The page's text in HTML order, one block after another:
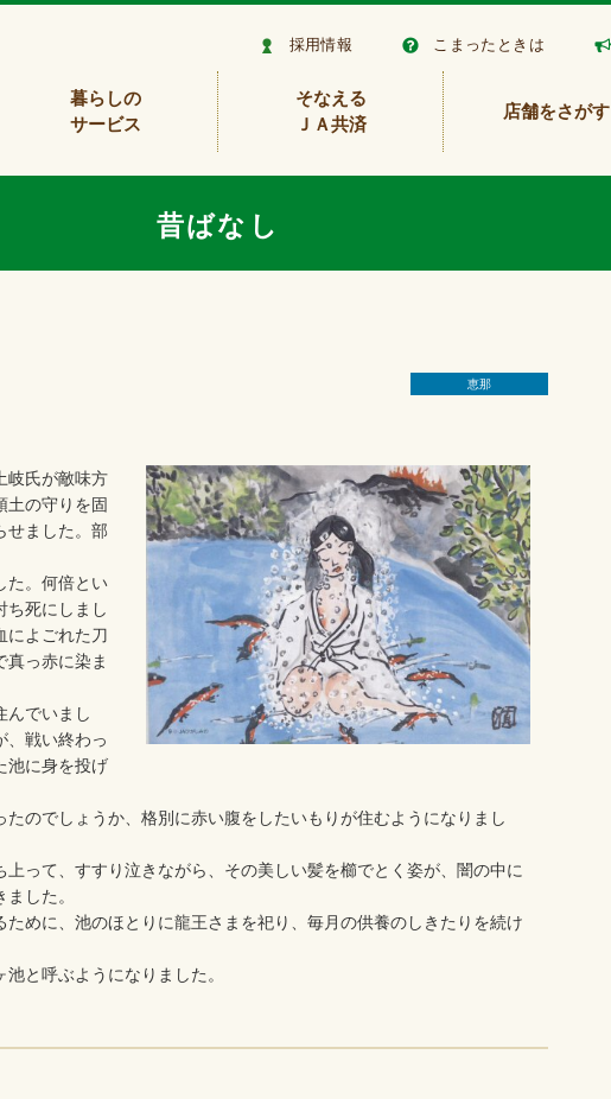
採用情報 こまったときは
暮らしの
サービス
そなえる
ＪＡ共済
店舗をさがす
昔ばなし
恵那
岐氏が敵味方
土の守りを固
せました。部
た。何倍とい
ち死にしまし
によごれた刀
真っ赤に染ま
んでいまし
、戦い終わっ
池に身を投げ
のでしょうか、格別に赤い腹をしたいもりが住むようになりまし
って、すすり泣きながら、その美しい髪を櫛でとく姿が、闇の中に
した。
めに、池のほとりに龍王さまを祀り、毎月の供養のしきたりを続け
と呼ぶようになりました。